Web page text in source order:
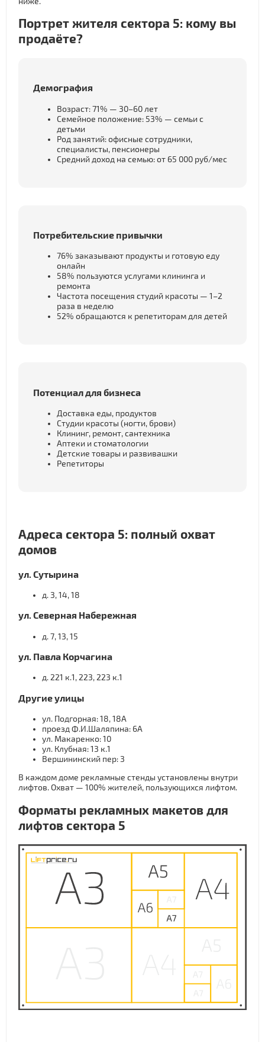
Портрет жителя сектора 5: кому вы
продаёте?
Демография
Возраст: 71% — 30–60 лет
Семейное положение: 53% — семьи с
детьми
Род занятий: офисные сотрудники,
специалисты, пенсионеры
Средний доход на семью: от 65 000 руб/мес
Потребительские привычки
76% заказывают продукты и готовую еду
онлайн
58% пользуются услугами клининга и
ремонта
Частота посещения студий красоты — 1–2
раза в неделю
52% обращаются к репетиторам для детей
Потенциал для бизнеса
Доставка еды, продуктов
Студии красоты (ногти, брови)
Клининг, ремонт, сантехника
Аптеки и стоматологии
Детские товары и развивашки
Репетиторы
Адреса сектора 5: полный охват
домов
ул. Сутырина
д. 3, 14, 18
ул. Северная Набережная
д. 7, 13, 15
ул. Павла Корчагина
д. 221 к.1, 223, 223 к.1
Другие улицы
ул. Подгорная: 18, 18А
проезд Ф.И.Шаляпина: 6А
ул. Макаренко: 10
ул. Клубная: 13 к.1
Вершининский пер: 3
В каждом доме рекламные стенды установлены внутри
лифтов. Охват — 100% жителей, пользующихся лифтом.
Форматы рекламных макетов для
лифтов сектора 5